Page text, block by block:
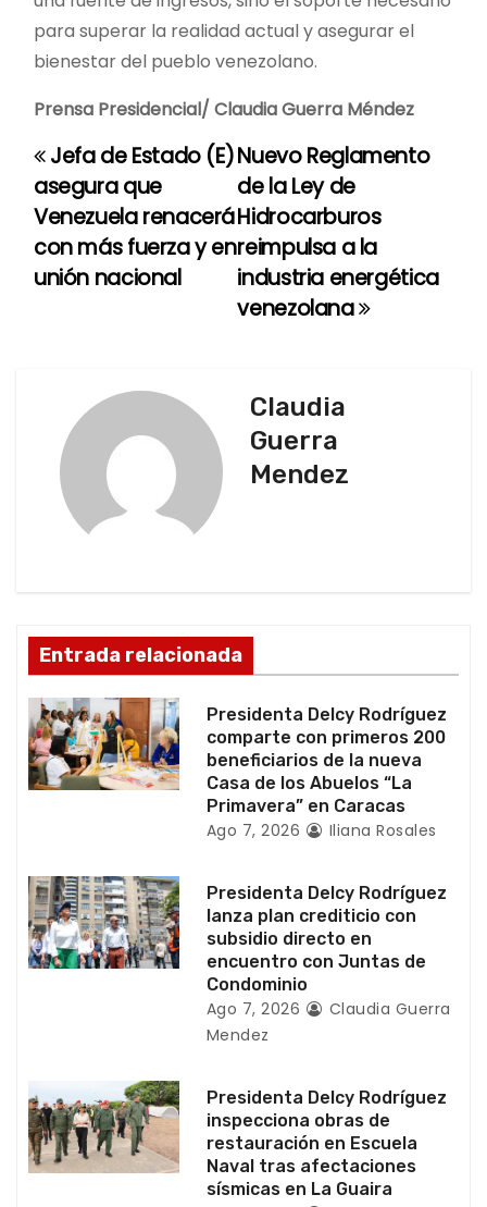
para superar la realidad actual y asegurar el
bienestar del pueblo venezolano.
Prensa Presidencial/ Claudia Guerra Méndez
N
a
v
e
e
n
t
a
d
Nuevo Reglamento
de la Ley de
Hidrocarburos
reimpulsa a la
industria energética
venezolana
Jefa de Estado (E)
asegura que
Venezuela renacerá
con más fuerza y en
unión nacional
Claudia
Guerra
Mendez
Entrada relacionada
Presidenta Delcy Rodríguez
comparte con primeros 200
beneficiarios de la nueva
Casa de los Abuelos “La
Primavera” en Caracas
Ago 7, 2026 Iliana Rosales
Presidenta Delcy Rodríguez
lanza plan crediticio con
subsidio directo en
encuentro con Juntas de
Condominio
Ago 7, 2026
Claudia Guerra
Mendez
Presidenta Delcy Rodríguez
inspecciona obras de
restauración en Escuela
Naval tras afectaciones
sísmicas en La Guaira